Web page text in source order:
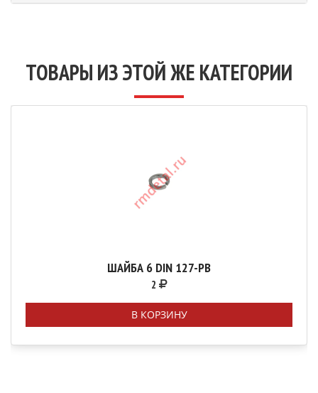
ТОВАРЫ ИЗ ЭТОЙ ЖЕ КАТЕГОРИИ
ШАЙБА 6 DIN 127-РВ
2
В КОРЗИНУ